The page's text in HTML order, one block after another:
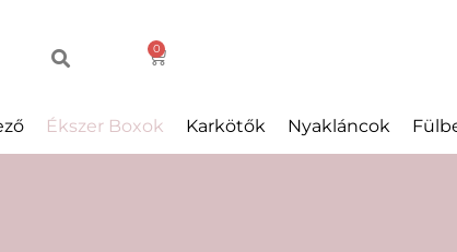
Ékszer Boxok Karkötők Nyakláncok